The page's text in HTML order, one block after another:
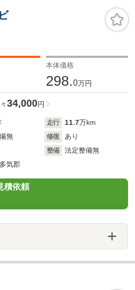
本体価格
298.0万円
34,000円
走行 11.7万km
無 修復
あり
整備
法定整備無
気郡
積依頼